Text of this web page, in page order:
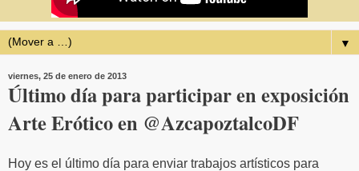
▼
viernes, 25 de enero de 2013
Último día para participar en exposición
Arte Erótico en @AzcapoztalcoDF
Hoy es el último día para enviar trabajos artísticos para